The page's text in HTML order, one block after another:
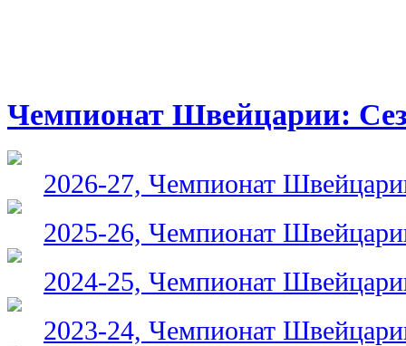
Чемпионат Швейцарии:
2026-27, Чемпионат
2025-26, Чемпионат
2024-25, Чемпионат
2023-24, Чемпионат